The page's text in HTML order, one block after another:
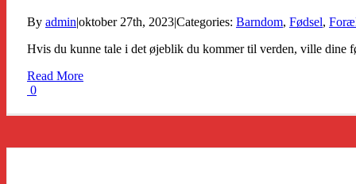
By adminoktober 27th, 2023Categories: Barndom, Fødsel,
Hvis du kunne tale i det øjeblik du kommer til verden, ville
Read More
0